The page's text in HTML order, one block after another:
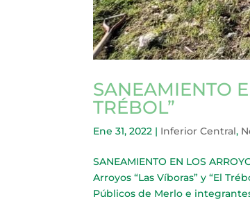
SANEAMIENTO
TRÉBOL”
Ene 31, 2022 | Inferior Central,
SANEAMIENTO EN LOS
Arroyos “Las Víboras” y “El
Públicos de Merlo e